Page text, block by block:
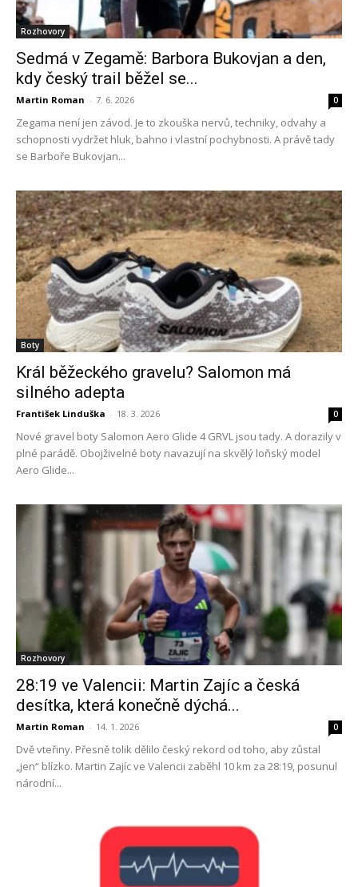
Rozhovory
Sedmá v Zegamě: Barbora Bukovjan a den,
kdy český trail běžel se...
Martin Roman - 7. 6. 2026 0
Zegama není jen závod. Je to zkouška nervů, techniky, odvahy a
schopnosti vydržet hluk, bahno i vlastní pochybnosti. A právě tady
se Barboře Bukovjan...
Boty
Král běžeckého gravelu? Salomon má
silného adepta
František Linduška - 18. 3. 2026 0
Nové gravel boty Salomon Aero Glide 4 GRVL jsou tady. A dorazily v
plné parádě. Obojživelné boty navazují na skvělý loňský model
Aero Glide...
Rozhovory
28:19 ve Valencii: Martin Zajíc a česká
desítka, která konečně dýchá...
Martin Roman - 14. 1. 2026 0
Dvě vteřiny. Přesně tolik dělilo český rekord od toho, aby zůstal
„jen“ blízko. Martin Zajíc ve Valencii zaběhl 10 km za 28:19, posunul
národní...